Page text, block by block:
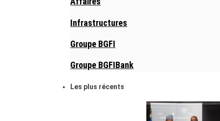
Infrastructures
Groupe BGFI
Groupe BGFIBank
Les plus récents